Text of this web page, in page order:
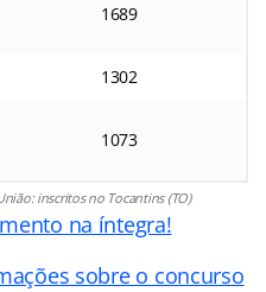
1689
1302
1073
inscritos no Tocantins (TO)
na íntegra!
sobre o concurso